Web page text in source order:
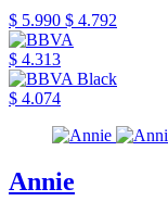
$ 5.990 $ 4.792
$ 4.313
$ 4.074
Annie